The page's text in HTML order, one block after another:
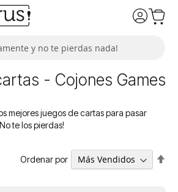
- Cojones Games
mejores juegos de cartas para pasar
te los pierdas!
Ordenar por